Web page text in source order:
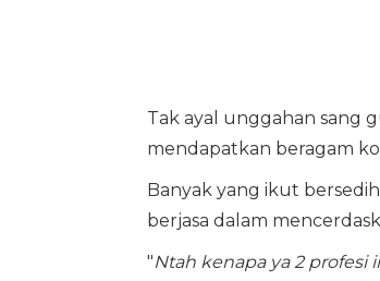
Tak ayal unggahan sang
mendapatkan beragam
Banyak yang ikut
berjasa dalam
"Ntah kenapa ya 2 profesi